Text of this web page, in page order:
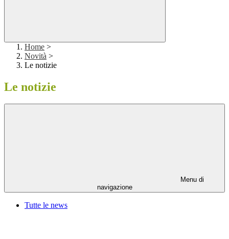
Home >
Novità >
Le notizie
Le notizie
Menu di
navigazione
Tutte le news